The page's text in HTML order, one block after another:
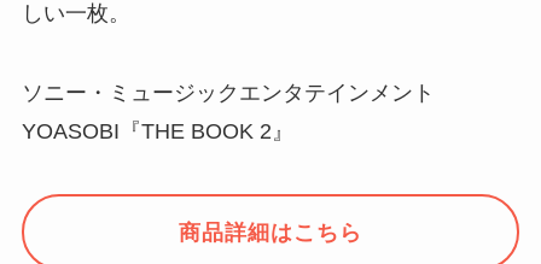
しい一枚。
ソニー・ミュージックエンタテインメント
YOASOBI『THE BOOK 2』
商品詳細はこちら